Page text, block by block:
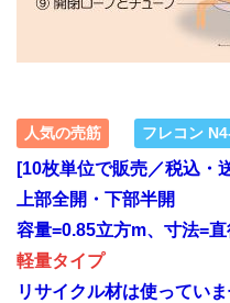
人気の売筋 フレコン
[10枚単位で販売／税込
上部全開・下部半開
容量=0.85立方m、寸法=
軽量タイプ
リサイクル材は使っていま